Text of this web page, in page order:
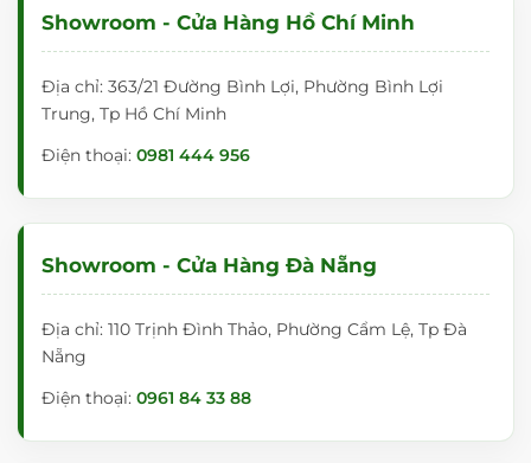
Showroom - Cửa Hàng Hồ Chí Minh
Địa chỉ: 363/21 Đường Bình Lợi, Phường Bình Lợi
Trung, Tp Hồ Chí Minh
Điện thoại: 0981 444 956
Showroom - Cửa Hàng Đà Nẵng
Địa chỉ: 110 Trịnh Đình Thảo, Phường Cẩm Lệ, Tp Đà
Nẵng
Điện thoại: 0961 84 33 88